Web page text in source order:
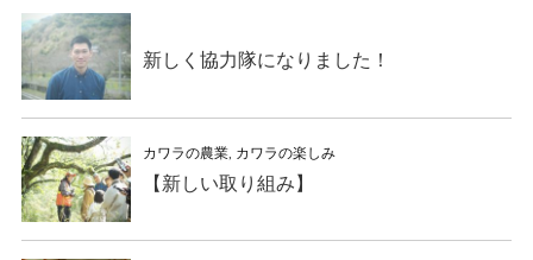
新しく協力隊になりました！
カワラの農業, カワラの楽しみ
【新しい取り組み】